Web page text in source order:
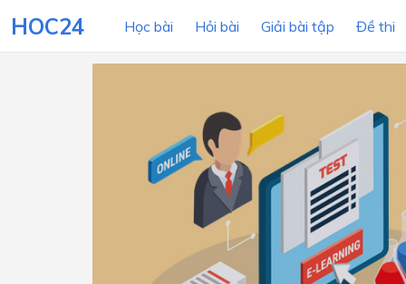
HOC24 Học bài Hỏi bài Giải bài tập Đề thi
LỚP HỌC
Lớp 12